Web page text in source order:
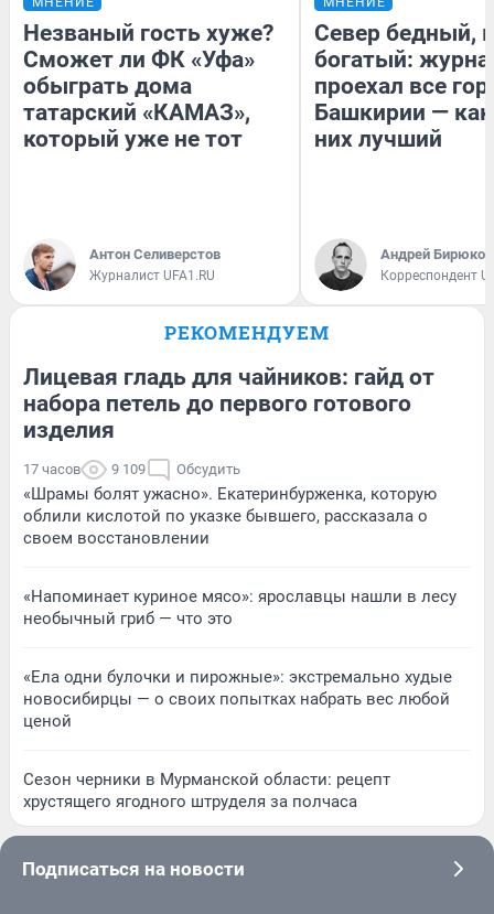
Незваный гость хуже?
Сможет ли ФК «Уфа»
обыграть дома
татарский «КАМАЗ»,
который уже не тот
Антон Селиверстов
Журналист UFA1.RU
Север бедный,
богатый:
проехал все
Башкирии —
них лучший
Андрей Бирюков
Корреспондент
РЕКОМЕНДУЕМ
Лицевая гладь для чайников: гайд от
набора петель до первого готового
изделия
17 часов 9 109 Обсудить
«Шрамы болят ужасно». Екатеринбурженка, которую
облили кислотой по указке бывшего, рассказала о
своем восстановлении
«Напоминает куриное мясо»: ярославцы нашли в лесу
необычный гриб — что это
«Ела одни булочки и пирожные»: экстремально худые
новосибирцы — о своих попытках набрать вес любой
ценой
Сезон черники в Мурманской области: рецепт
хрустящего ягодного штруделя за полчаса
Подписаться на новости